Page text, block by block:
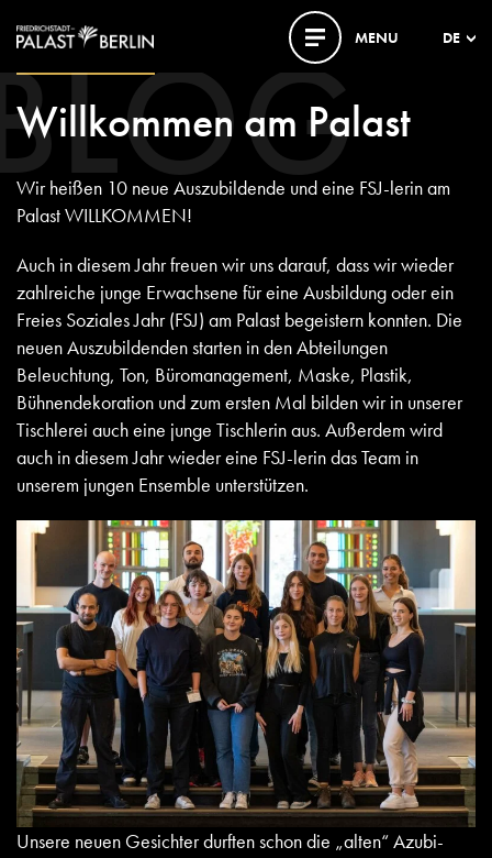
MENU DE
Willkommen am Palast
Wir heißen 10 neue Auszubildende und eine FSJ-lerin am
Palast WILLKOMMEN!
Auch in diesem Jahr freuen wir uns darauf, dass wir wieder
zahlreiche junge Erwachsene für eine Ausbildung oder ein
Freies Soziales Jahr (FSJ) am Palast begeistern konnten. Die
neuen Auszubildenden starten in den Abteilungen
Beleuchtung, Ton, Büromanagement, Maske, Plastik,
Bühnendekoration und zum ersten Mal bilden wir in unserer
Tischlerei auch eine junge Tischlerin aus. Außerdem wird
auch in diesem Jahr wieder eine FSJ-lerin das Team in
unserem jungen Ensemble unterstützen.
Unsere neuen Gesichter durften schon die „alten“ Azubi-